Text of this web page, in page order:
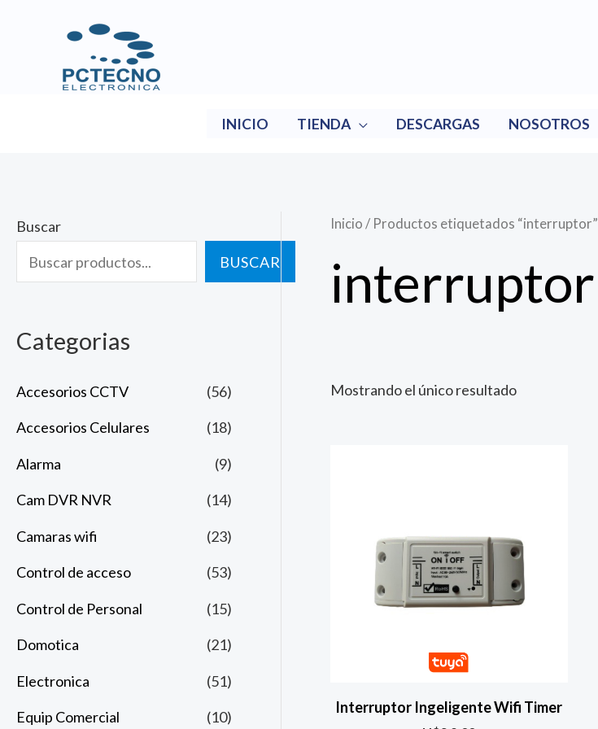
contenido
INICIO TIENDA DESCARGAS NOSOTROS
Buscar
BUSCAR
Categorias
Accesorios CCTV (56)
Accesorios Celulares (18)
Alarma (9)
Cam DVR NVR (14)
Camaras wifi (23)
Control de acceso (53)
Control de Personal (15)
Domotica (21)
Electronica (51)
Equip Comercial (10)
Inicio / Productos etiquetados “interruptor”
interruptor
Mostrando el único resultado
Interruptor Ingeligente Wifi Timer